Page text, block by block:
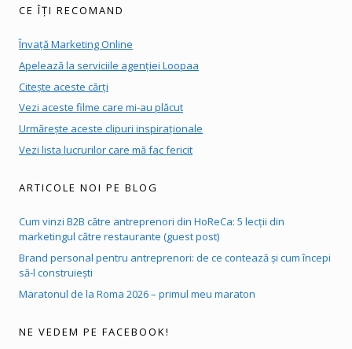
CE ÎȚI RECOMAND
Învață Marketing Online
Apelează la serviciile agenției Loopaa
Citește aceste cărți
Vezi aceste filme care mi-au plăcut
Urmărește aceste clipuri inspiraționale
Vezi lista lucrurilor care mă fac fericit
ARTICOLE NOI PE BLOG
Cum vinzi B2B către antreprenori din HoReCa: 5 lecții din
marketingul către restaurante (guest post)
Brand personal pentru antreprenori: de ce contează și cum începi
să-l construiești
Maratonul de la Roma 2026 – primul meu maraton
NE VEDEM PE FACEBOOK!